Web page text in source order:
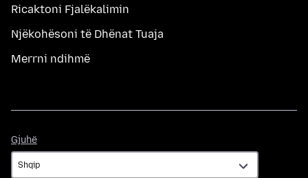
Ricaktoni Fjalëkalimin
Njëkohësoni të Dhënat Tuaja
Merrni ndihmë
Gjuhë